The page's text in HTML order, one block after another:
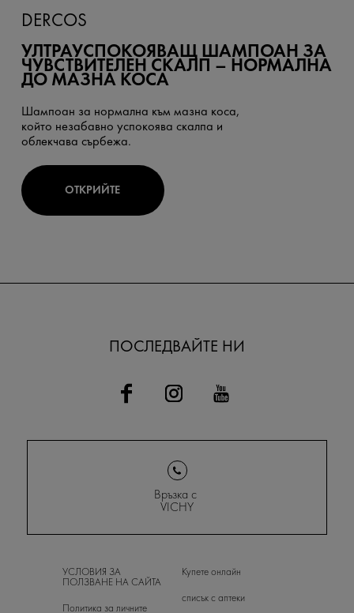
DERCOS
УЛТРАУСПОКОЯВАЩ ШАМПОАН ЗА
ЧУВСТВИТЕЛЕН СКАЛП – НОРМАЛНА
ДО МАЗНА КОСА
Шампоан за нормална към мазна коса,
който незабавно успокоява скалпа и
облекчава сърбежа.
ОТКРИЙТЕ
ПОСЛЕДВАЙТЕ НИ
Връзка с
VICHY
УСЛОВИЯ ЗА
ПОЛЗВАНЕ НА САЙТА
Политика за личните
Купете онлайн
списък с аптеки